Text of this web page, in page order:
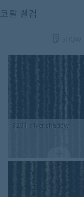
코랄 웰컴
3201 silver shadow